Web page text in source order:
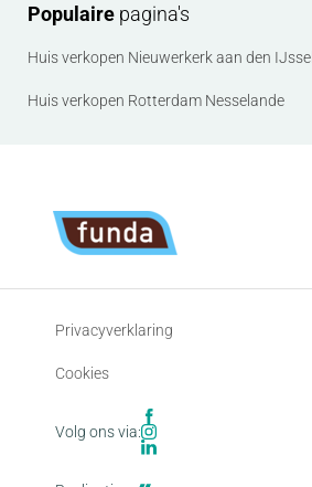
Populaire pagina's
Huis verkopen Nieuwerkerk aan den IJssel
Huis verkopen Rotterdam Nesselande
Privacyverklaring
Cookies
Volg ons via: